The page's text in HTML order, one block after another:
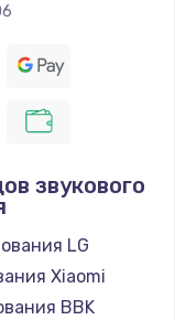
модуля
звукового
LG
Xiaomi
BBK